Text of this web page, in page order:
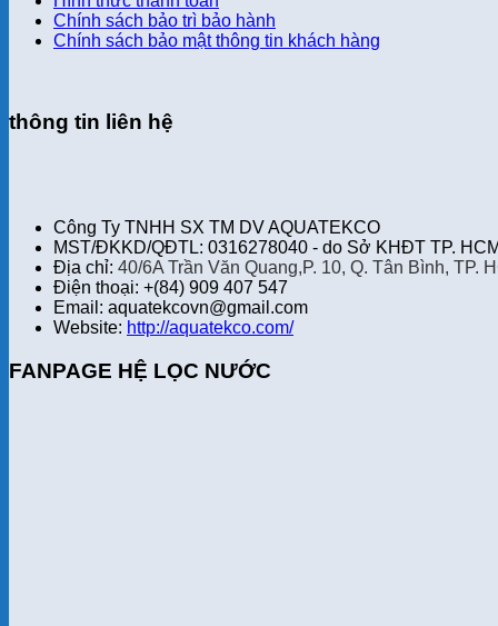
Chính sách bảo trì bảo hành
Chính sách bảo mật thông tin khách hàng
thông tin liên hệ
Công Ty TNHH SX TM DV AQUATEKCO
MST/ĐKKD/QĐTL: 0316278040 - do Sở KHĐT TP.
Địa chỉ: 40/6A Trần Văn Quang,P. 10, Q. Tân Bình, TP.
Điện thoại: +(84) 909 407 547
Email: aquatekcovn@gmail.com
Website: http://aquatekco.com/
FANPAGE HỆ LỌC NƯỚC